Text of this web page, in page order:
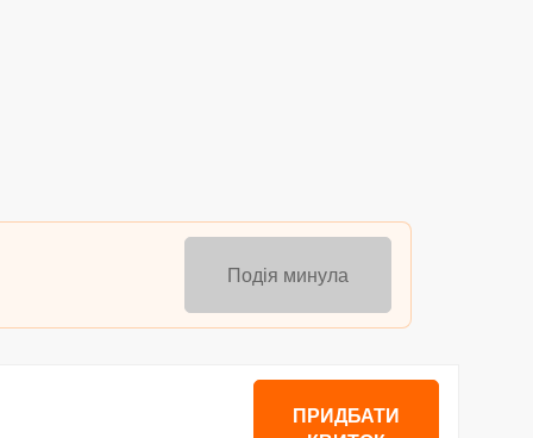
Подія минула
ПРИДБАТИ